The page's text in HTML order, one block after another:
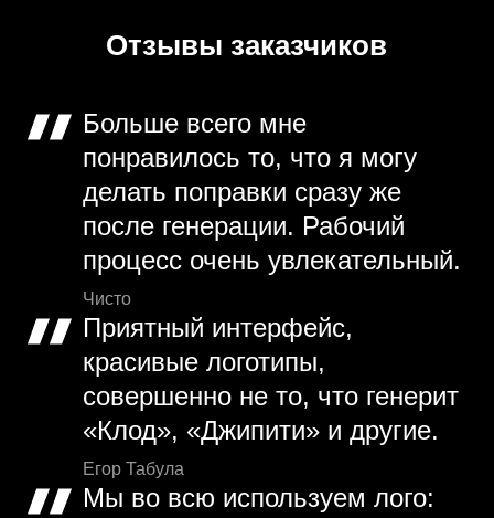
Отзывы заказчиков
Больше всего мне
понравилось то, что я могу
делать поправки сразу же
после генерации. Рабочий
процесс очень увлекательный.
Чисто
Приятный интерфейс,
красивые логотипы,
совершенно не то, что генерит
«Клод», «Джипити» и другие.
Егор Табула
Мы во всю используем лого: